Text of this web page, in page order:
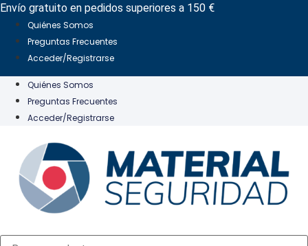
Ir
contenido
Envío gratuito en pedidos superiores a 150 €
Quiénes Somos
Preguntas Frecuentes
Acceder/Registrarse
Quiénes Somos
Preguntas Frecuentes
Acceder/Registrarse
Búsqueda